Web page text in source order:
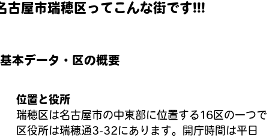
古屋市瑞穂区ってこんな街です!!!
基本データ・区の概要
位置と役所
瑞穂区は名古屋市の中東部に位置する16区の一つで
区役所は瑞穂通3-32にあります。開庁時間は平日